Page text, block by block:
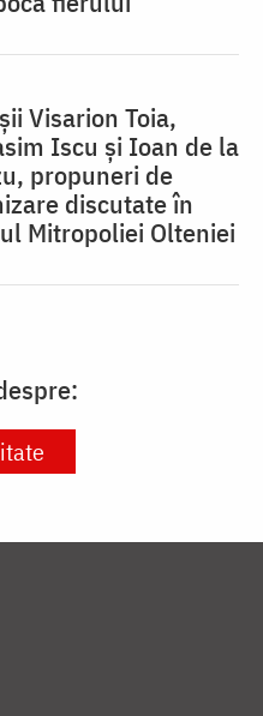
Visarion Toia,
Iscu şi Ioan de la
propuneri de
discutate în
Mitropoliei Olteniei